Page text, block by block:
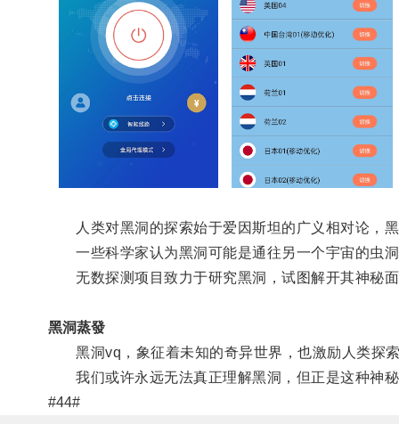
人类对黑洞的探索始于爱因斯坦的广义相对论，
一些科学家认为黑洞可能是通往另一个宇宙的虫洞
无数探测项目致力于研究黑洞，试图解开其神秘
黑洞蒸發
黑洞vq，象征着未知的奇异世界，也激励人类探
我们或许永远无法真正理解黑洞，但正是这种神秘
#44#